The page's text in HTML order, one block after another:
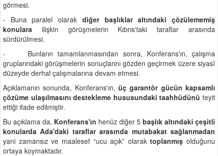
görmesi.
- Buna paralel olarak diğer başlıklar altındaki çözülememiş
konulara ilişkin görüşmelerin Kıbrıs'taki taraflar arasında
sürdürülmesi.
- Bunların tamamlanmasından sonra, Konferans'ın, çalışma
gruplarındaki görüşmelerin sonuçlarını gözden geçirmek üzere siyasî
düzeyde derhal çalışmalarına devam etmesi.
Açıklamanın sonunda, Konferans'ın, üç garantör gücün kapsamlı
çözüme ulaşılmasını destekleme hususundaki taahhüdünü teyit
ettiği ifade edilmiştir.
Bu açıklama da, Konferans'ın henüz diğer 5 başlık altındaki çeşitli
konularda Ada'daki taraflar arasında mutabakat sağlanmadan
yani zamansız ve maalesef “ucu açık” olaraktoplanmış olduğunu
ortaya koymaktadır.